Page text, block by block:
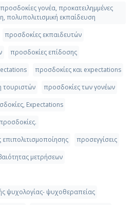
γονέα, προκατειλημμένες
πολυπολιτισμική εκπαίδευση
προσδοκίες εκπαιδευτών
προσδοκίες επίδοσης
προσδοκίες και expectations
τουριστών
προσδοκίες των γονέων
Expectations
προσεγγίσεις
μετρήσεων
ψυχολογίας- ψυχοθεραπείας